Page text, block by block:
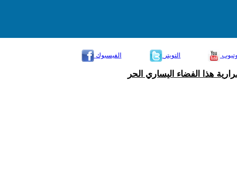
الفيسبوك
التويتر
هذا الفضاء اليساري الحر